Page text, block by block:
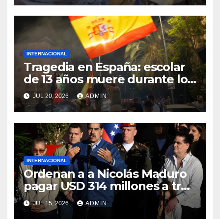
INTERNACIONAL
Tragedia en España: escolar
de 13 años muere durante los
festejos por el título del
Mundial
JUL 20, 2026 ADMIN
INTERNACIONAL
Ordenan a a Nicolás Maduro
pagar USD 314 millones a tres
estadounidenses por torturas
en Venezuela
JUL 15, 2026 ADMIN